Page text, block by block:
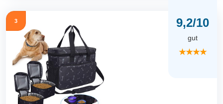
3 9,2/10
gut
★★★★